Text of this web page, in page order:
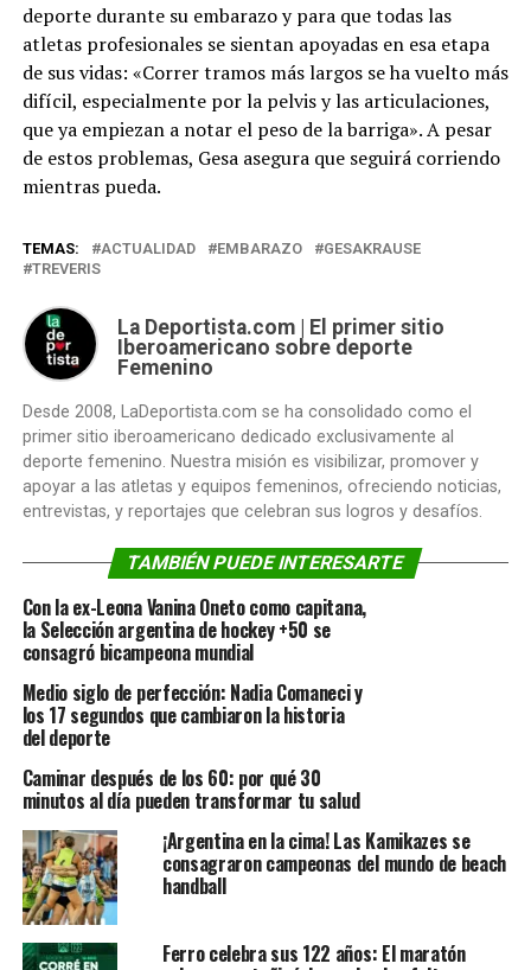
deporte durante su embarazo y para que todas las
atletas profesionales se sientan apoyadas en esa etapa
de sus vidas: «Correr tramos más largos se ha vuelto más
difícil, especialmente por la pelvis y las articulaciones,
que ya empiezan a notar el peso de la barriga». A pesar
de estos problemas, Gesa asegura que seguirá corriendo
mientras pueda.
TEMAS: ACTUALIDAD EMBARAZO
GESAKRAUSE
TREVERIS
La Deportista.com | El primer sitio
Iberoamericano sobre deporte
Femenino
Desde 2008, LaDeportista.com se ha consolidado como el
primer sitio iberoamericano dedicado exclusivamente al
deporte femenino. Nuestra misión es visibilizar, promover y
apoyar a las atletas y equipos femeninos, ofreciendo noticias,
entrevistas, y reportajes que celebran sus logros y desafíos.
TAMBIÉN PUEDE INTERESARTE
Con la ex-Leona Vanina Oneto como capitana,
la Selección argentina de hockey +50 se
consagró bicampeona mundial
Medio siglo de perfección: Nadia Comaneci y
los 17 segundos que cambiaron la historia
del deporte
Caminar después de los 60: por qué 30
minutos al día pueden transformar tu salud
¡Argentina en la cima! Las Kamikazes se
consagraron campeonas del mundo de beach
handball
Ferro celebra sus 122 años: El maratón